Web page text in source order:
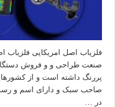
فلزیاب اصل امریکایی فلزیاب
صنعت طراحی و و فروش
پررنگ داشته است و از
در …